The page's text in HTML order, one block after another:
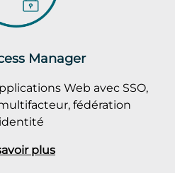
Manager
Web avec SSO,
fédération
plus